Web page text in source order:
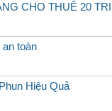
CHO THUÊ 20
an toàn
Hiệu Quả